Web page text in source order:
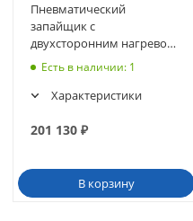
Пневматический
запайщик с
двухсторонним нагревом
QF-1000L/S
Есть в наличии: 1
Характеристики
201 130 ₽
В корзину